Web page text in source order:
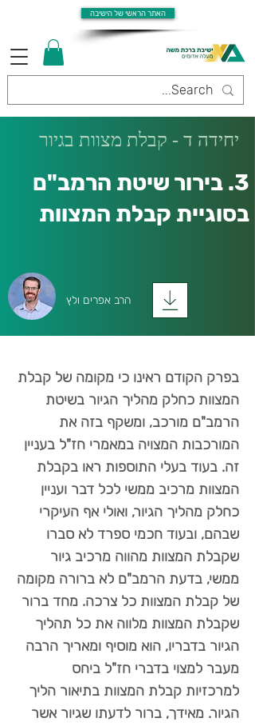
האתר הראשי של הישיבה
יחידה ד - קבלת מצוות בגיור
3. בירור שיטת הרמב"ם
בסוגיית קבלת המצוות
הרב אפרים ולץ
בפרק הקודם ראינו כי מקומה של קבלת
המצוות כחלק מהליך הגיור בשיטת
הרמב"ם מורכב, ומשקף בזה את
המורכבות המצויה במאמרי חז"ל בעניין
זה. בעוד בעלי התוספות ראו בקבלת
המצוות מרכיב ממשי לכל דבר ועניין
כחלק מהליך הגיור, ואולי אף העיקרי
שבהם, ובעוד חכמי ספרד לא סברו
שקבלת המצוות מהווה מרכיב גיור
ממשי, בדעת הרמב"ם לא ברורה מקומה
של קבלת המצוות כל צרכה. מחד ברור
שקבלת המצוות מלווה את כל תהליך
הגיור בדבריו, הוא מוסיף ומאריך הרבה
מעבר למצוי בדברי חז"ל ביחס
למרכזיות קבלת המצוות בתיאור הליך
הגיור. מאידך, ברור לדעתו שגיור אשר